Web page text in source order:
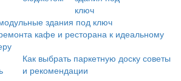
здания под ключ
кафе и ресторана к идеальному
Как выбрать паркетную доску советы
и рекомендации